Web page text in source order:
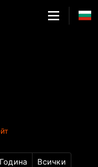
Година Всички